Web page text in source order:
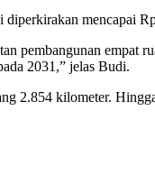
pembangunan empat
2031,” jelas Budi.
2.854 kilometer.